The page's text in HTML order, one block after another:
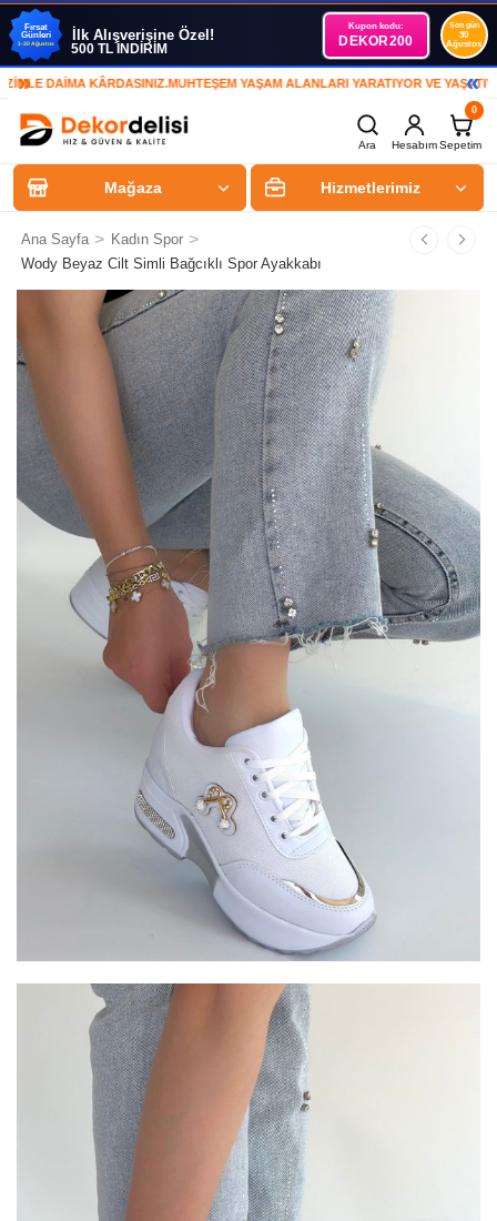
Fırsat
Günleri
1-30 Ağustos
İlk Alışverişine Özel!
500 TL İNDİRİM
Kupon kodu:
DEKOR200
Son gün
30
Ağustos
»DAİMA KÂRDASINIZ.MUHTEŞEM YAŞAM ALANLARI YARATIYOR VE «
Ara Hesabım
0
Sepetim
Mağaza Hizmetlerimiz
Ana Sayfa > Kadın Spor >
Wody Beyaz Cilt Simli Bağcıklı Spor Ayakkabı